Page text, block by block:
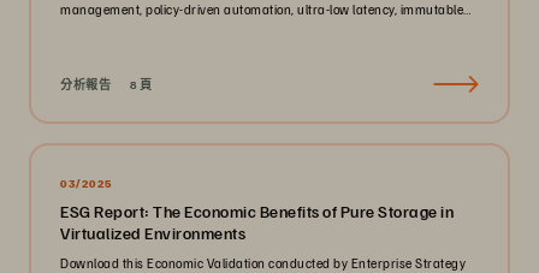
management, policy-driven automation, ultra-low latency, immutable
分析報告 8 頁
03/2025
ESG Report: The Economic Benefits of Pure Storage in
Virtualized Environments
Download this Economic Validation conducted by Enterprise Strategy